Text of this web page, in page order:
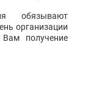
обязывают
организации
Вам получение